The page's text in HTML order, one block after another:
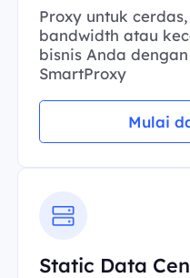
Proxy untuk
bandwidth atau
bisnis Anda
SmartProxy
Mulai
Static Data